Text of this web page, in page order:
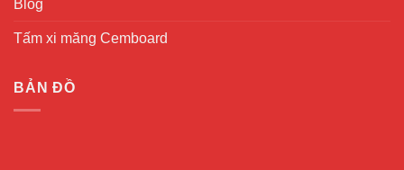
Blog
Tấm xi măng Cemboard
BẢN ĐỒ